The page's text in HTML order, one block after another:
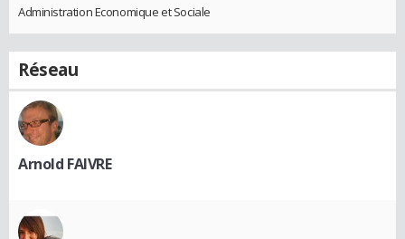
Administration Economique et Sociale
Réseau
Arnold FAIVRE